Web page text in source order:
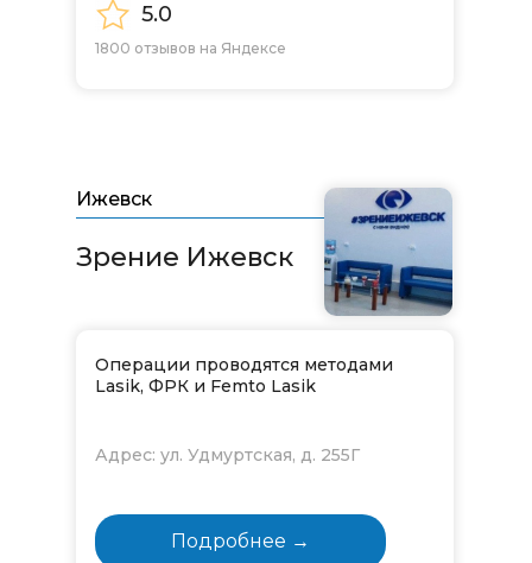
5.0
1800 отзывов на Яндексе
Ижевск
Зрение Ижевск​​​​​​​
Операции проводятся методами
Lasik, ФРК и Femto Lasik
Подробнее →
Адрес: ул. Удмуртская, д. 255Г